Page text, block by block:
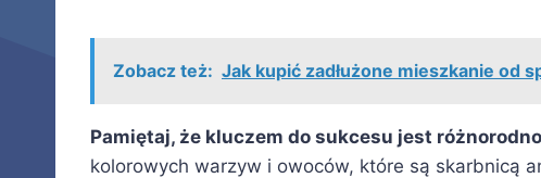
Zobacz też: Jak kupić zadłużone mieszkanie od
Pamiętaj, że kluczem do sukcesu jest
kolorowych warzyw i owoców, które są skarbnicą